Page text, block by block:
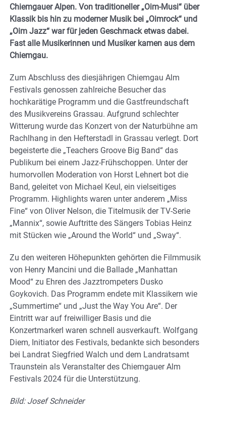
Chiemgauer Alpen. Von traditioneller „Oim-Musi“ über
Klassik bis hin zu moderner Musik bei „Oimrock“ und
„Oim Jazz“ war für jeden Geschmack etwas dabei.
Fast alle Musikerinnen und Musiker kamen aus dem
Chiemgau.
Zum Abschluss des diesjährigen Chiemgau Alm
Festivals genossen zahlreiche Besucher das
hochkarätige Programm und die Gastfreundschaft
des Musikvereins Grassau. Aufgrund schlechter
Witterung wurde das Konzert von der Naturbühne am
Rachlhang in den Hefterstadl in Grassau verlegt. Dort
begeisterte die „Teachers Groove Big Band“ das
Publikum bei einem Jazz-Frühschoppen. Unter der
humorvollen Moderation von Horst Lehnert bot die
Band, geleitet von Michael Keul, ein vielseitiges
Programm. Highlights waren unter anderem „Miss
Fine“ von Oliver Nelson, die Titelmusik der TV-Serie
„Mannix“, sowie Auftritte des Sängers Tobias Heinz
mit Stücken wie „Around the World“ und „Sway“.
Zu den weiteren Höhepunkten gehörten die Filmmusik
von Henry Mancini und die Ballade „Manhattan
Mood“ zu Ehren des Jazztrompeters Dusko
Goykovich. Das Programm endete mit Klassikern wie
„Summertime“ und „Just the Way You Are“. Der
Eintritt war auf freiwilliger Basis und die
Konzertmarkerl waren schnell ausverkauft. Wolfgang
Diem, Initiator des Festivals, bedankte sich besonders
bei Landrat Siegfried Walch und dem Landratsamt
Traunstein als Veranstalter des Chiemgauer Alm
Festivals 2024 für die Unterstützung.
Bild: Josef Schneider